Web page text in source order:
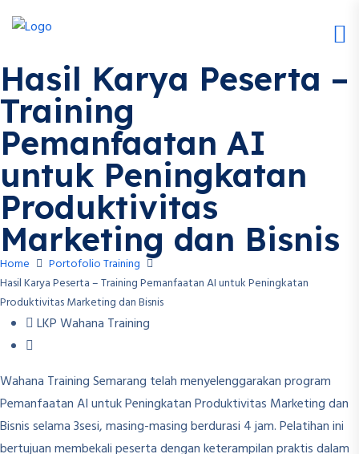
Hasil Karya Peserta –
Training
Pemanfaatan AI
untuk Peningkatan
Produktivitas
Marketing dan Bisnis
Home
Portofolio Training
Hasil Karya Peserta – Training Pemanfaatan AI untuk Peningkatan
Produktivitas Marketing dan Bisnis
LKP Wahana Training
Wahana Training Semarang telah menyelenggarakan program
Pemanfaatan AI untuk Peningkatan Produktivitas Marketing dan
Bisnis selama 3sesi, masing-masing berdurasi 4 jam. Pelatihan ini
bertujuan membekali peserta dengan keterampilan praktis dalam